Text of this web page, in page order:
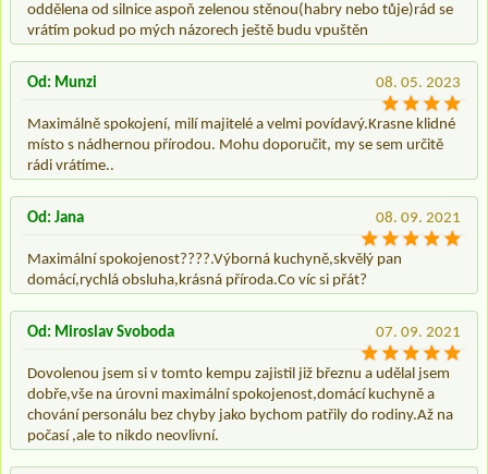
oddělena od silnice aspoň zelenou stěnou(habry nebo tůje)rád se
vrátím pokud po mých názorech ještě budu vpuštěn
08. 05. 2023
Od: Munzi
Maximálně spokojení, milí majitelé a velmi povídavý.Krasne klidné
místo s nádhernou přírodou. Mohu doporučit, my se sem určitě
rádi vrátíme..
08. 09. 2021
Od: Jana
Maximální spokojenost????.Výborná kuchyně,skvělý pan
domácí,rychlá obsluha,krásná příroda.Co víc si přát?
07. 09. 2021
Od: Miroslav Svoboda
Dovolenou jsem si v tomto kempu zajistil již březnu a udělal jsem
dobře,vše na úrovni maximální spokojenost,domácí kuchyně a
chování personálu bez chyby jako bychom patřily do rodiny.Až na
počasí ,ale to nikdo neovlivní.